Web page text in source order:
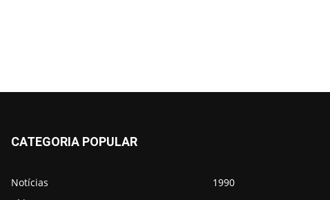
CATEGORIA POPULAR
Notícias
1990